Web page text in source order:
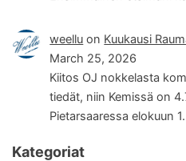
weellu on Kuukausi
March 25, 2026
Kiitos OJ nokkelasta
tiedät, niin Kemissä on
Pietarsaaressa elokuun
Kategoriat